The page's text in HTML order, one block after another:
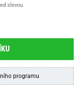
slevou
programu